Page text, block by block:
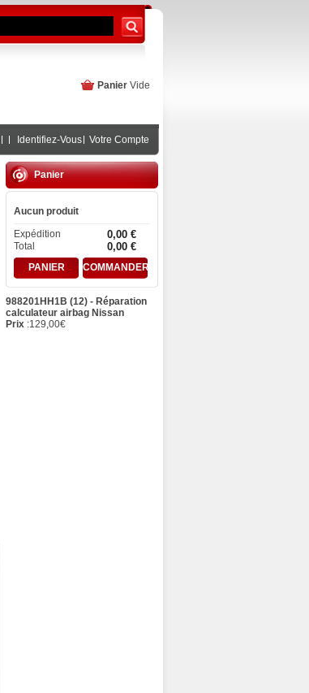
Panier Vide
Identifiez-Vous Votre Compte
Panier
Aucun produit
Expédition
0,00 €
Total 0,00 €
PANIER COMMANDER
988201HH1B (12) - Réparation
calculateur airbag Nissan
Prix :129,00€